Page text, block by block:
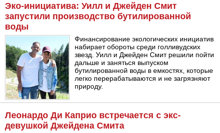
Эко-инициатива: Уилл и Джейден Смит
запустили производство бутилированной
воды
Финансирование экологических инициатив
набирает обороты среди голливудских
звезд. Уилл и Джейден Смит решили пойти
дальше и заняться выпуском
бутилированной воды в емкостях, которые
легко перерабатываются и не загрязняют
природу.
Леонардо Ди Каприо встречается с экс-
девушкой Джейдена Смита